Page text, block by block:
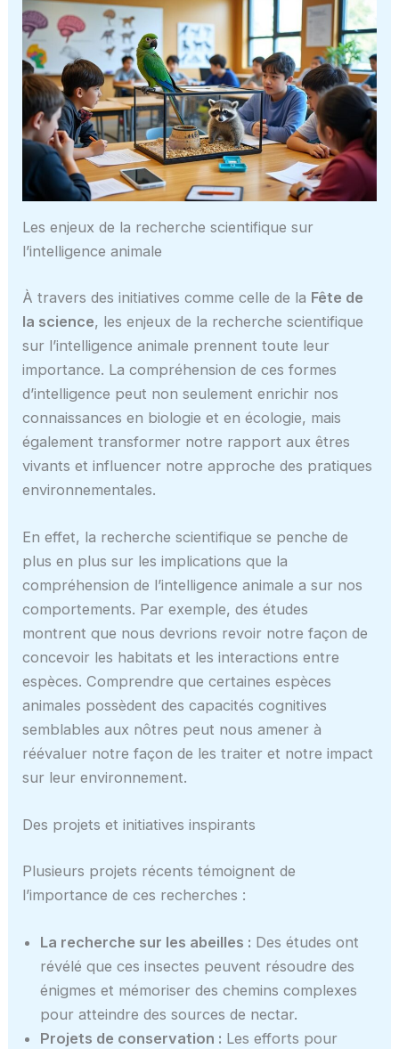
Les enjeux de la recherche scientifique sur
l’intelligence animale
À travers des initiatives comme celle de la Fête de
la science, les enjeux de la recherche scientifique
sur l’intelligence animale prennent toute leur
importance. La compréhension de ces formes
d’intelligence peut non seulement enrichir nos
connaissances en biologie et en écologie, mais
également transformer notre rapport aux êtres
vivants et influencer notre approche des pratiques
environnementales.
En effet, la recherche scientifique se penche de
plus en plus sur les implications que la
compréhension de l’intelligence animale a sur nos
comportements. Par exemple, des études
montrent que nous devrions revoir notre façon de
concevoir les habitats et les interactions entre
espèces. Comprendre que certaines espèces
animales possèdent des capacités cognitives
semblables aux nôtres peut nous amener à
réévaluer notre façon de les traiter et notre impact
sur leur environnement.
Des projets et initiatives inspirants
Plusieurs projets récents témoignent de
l’importance de ces recherches :
La recherche sur les abeilles : Des études ont
révélé que ces insectes peuvent résoudre des
énigmes et mémoriser des chemins complexes
pour atteindre des sources de nectar.
Projets de conservation : Les efforts pour